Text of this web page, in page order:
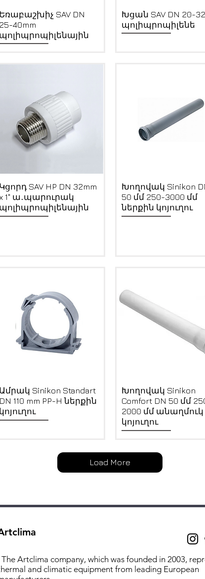
Quick View
Եռաբաշխիչ SAV DN
25-40mm
պոլիպրոպիլենային
Quick View
Խցան SAV DN 20-
պոլիպրոպիլենե
Quick View
Կցորդ SAV HP DN 32mm
x 1" ա․պարուրակ
պոլիպրոպիլենային
Quick View
Խողովակ Sinikon
50 մմ 250-3000 մմ
ներքին կոյուղու
Quick View
Ամրակ Sinikon Standart
DN 110 mm PP-H ներքին
կոյուղու
Quick View
Խողովակ Sinikon
Comfort DN 50 մմ
2000 մմ անաղմուկ
կոյուղու
Load More
The Artclima company, which was founded in 2003,
and climatic equipment from leading European